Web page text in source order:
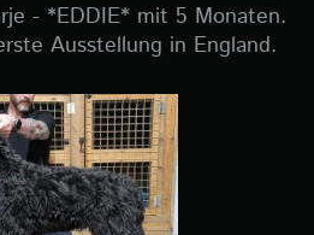
- *EDDIE* mit 5 Monaten.
Ausstellung in England.